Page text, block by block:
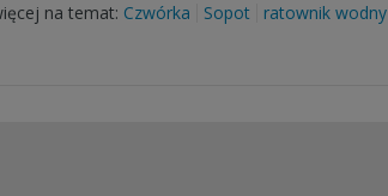
na temat: Czwórka Sopot ratownik wodny